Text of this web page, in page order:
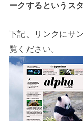
ークするというス
下記、リンクにサ
覧ください。